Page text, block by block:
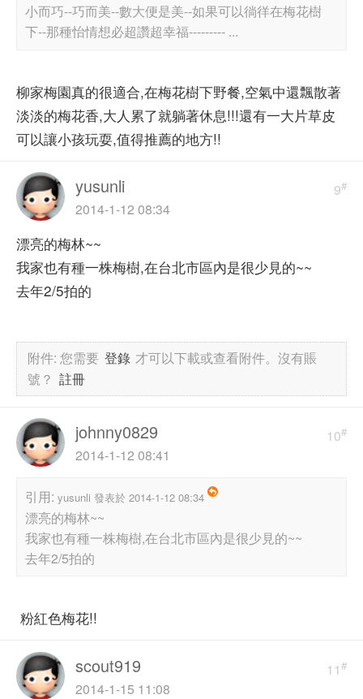
小而巧--巧而美--數大便是美--如果可以徜徉在梅花樹
下--那種怡情想必超讚超幸福--------- ...
柳家梅園真的很適合,在梅花樹下野餐,空氣中還飄散著
淡淡的梅花香,大人累了就躺著休息!!!還有一大片草皮
可以讓小孩玩耍,值得推薦的地方!!
9#
yusunli
2014-1-12 08:34
漂亮的梅林~~
我家也有種一株梅樹,在台北市區內是很少見的~~
去年2/5拍的
附件:您需要 登錄 才可以下載或查看附件。沒有賬
號？ 註冊
10#
johnny0829
2014-1-12 08:41
引用: yusunli 發表於 2014-1-12 08:34
漂亮的梅林~~
我家也有種一株梅樹,在台北市區內是很少見的~~
去年2/5拍的
粉紅色梅花!!
11#
scout919
2014-1-15 11:08